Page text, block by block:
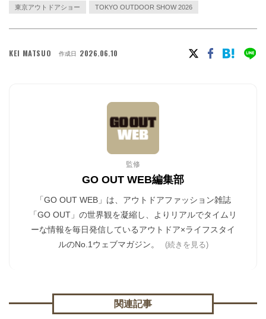
東京アウトドアショー TOKYO OUTDOOR SHOW 2026
KEI MATSUO 作成日 2026.06.10
監修
GO OUT WEB編集部
「GO OUT WEB」は、アウトドアファッション雑誌
「GO OUT」の世界観を凝縮し、よりリアルでタイムリ
ーな情報を毎日発信しているアウトドア×ライフスタイ
ルのNo.1ウェブマガジン。
(続きを見る)
関連記事